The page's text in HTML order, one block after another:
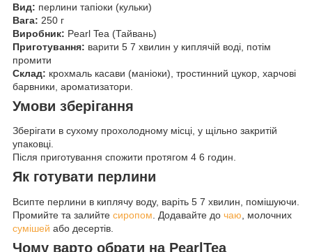
Вид: перлини тапіоки (кульки)
Вага: 250 г
Виробник: Pearl Tea (Тайвань)
Приготування: варити 5 7 хвилин у киплячій воді, потім
промити
Склад: крохмаль касави (маніоки), тростинний цукор, харчові
барвники, ароматизатори.
Умови зберігання
Зберігати в сухому прохолодному місці, у щільно закритій
упаковці.
Після приготування спожити протягом 4 6 годин.
Як готувати перлини
Всипте перлини в киплячу воду, варіть 5 7 хвилин, помішуючи.
Промийте та залийте сиропом . Додавайте до чаю , молочних
сумішей або десертів.
Чому варто обрати на PearlTea